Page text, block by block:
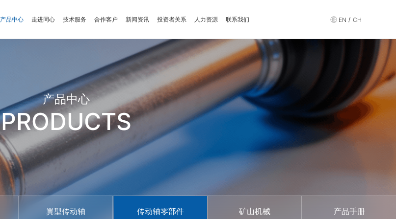
产品中心 走进同心 技术服务 合作客户 新闻资讯 投资者关系 人力资源 联系我们 EN / CH
产品中心
PRODUCTS
翼型传动轴 传动轴零部件 矿山机械 产品手册